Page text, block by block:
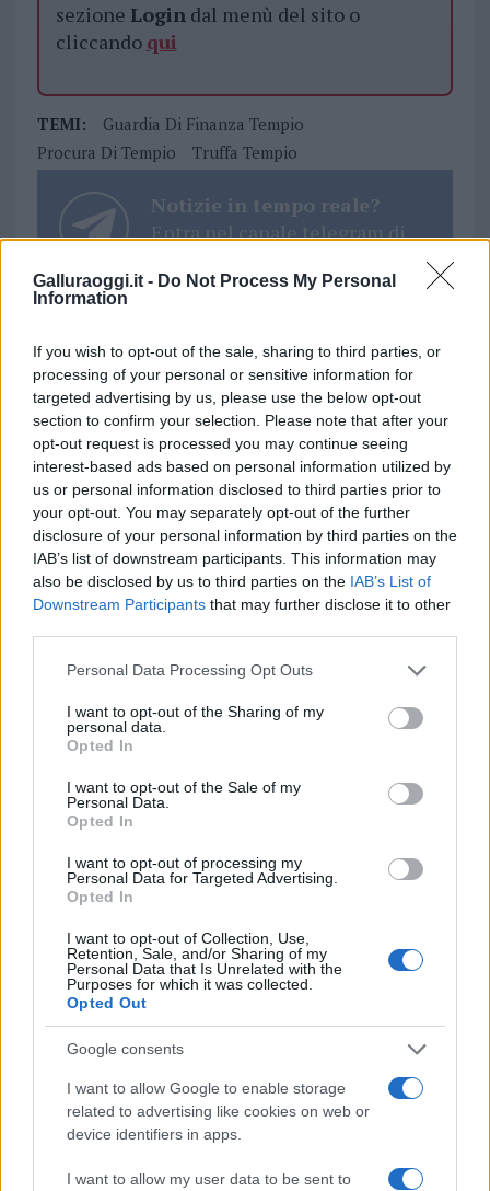
Galluraoggi.it - Do Not Process My Personal
Information
If you wish to opt-out of the sale, sharing to third parties, or
processing of your personal or sensitive information for
targeted advertising by us, please use the below opt-out
section to confirm your selection. Please note that after your
opt-out request is processed you may continue seeing
interest-based ads based on personal information utilized by
us or personal information disclosed to third parties prior to
your opt-out. You may separately opt-out of the further
disclosure of your personal information by third parties on the
IAB’s list of downstream participants. This information may
also be disclosed by us to third parties on the IAB’s List of
Downstream Participants that may further disclose it to other
Please note that this website/app uses one or more Google
not limited to your visit or usage behaviour. You may click to
grant or deny consent to Google and its third-party tags to
use your data for below specified purposes in below Google
consent section.
Personal Data Processing Opt Outs
I want to opt-out of the Sharing of my
personal data.
Opted In
I want to opt-out of the Sale of my
Personal Data.
Opted In
I want to opt-out of processing my
Personal Data for Targeted Advertising.
Opted In
I want to opt-out of Collection, Use,
Retention, Sale, and/or Sharing of my
Personal Data that Is Unrelated with the
Purposes for which it was collected.
Opted Out
Google consents
I want to allow Google to enable storage
related to advertising like cookies on web or
device identifiers in apps.
I want to allow my user data to be sent to
sezione Login dal menù del sito o
cliccando qui
TEMI:
Guardia Di Finanza Tempio
Procura Di Tempio
Truffa Tempio
Notizie in tempo reale?
Entra nel canale telegram di
Inviaci le tue segnalazioni,
i tuoi video e le tue foto
Su WhatsApp al numero +39
345 356 7512
Ricevi le nostre ultime news
daGoogle News
Condividi l'articolo
F
a
ce
b
o
o
k
w
it
te
r
Pi
n
re
W
h
s
p
p
h
re
Prossimo articolo
NOTIZIE RECENTI
Controlli rafforzati in Costa Smeralda, 20
arresti e 135 denunce
Tre milioni di euro dalla Provincia Gallura per
nuove aule nelle scuole di Olbia